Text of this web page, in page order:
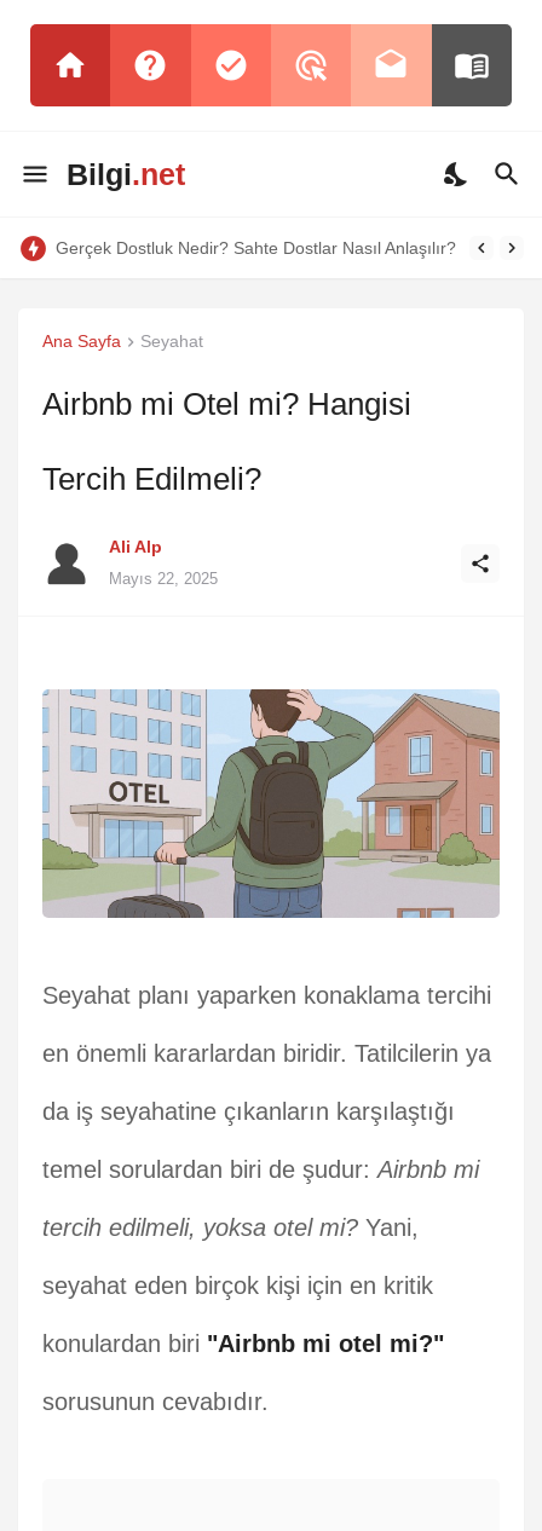
Bilgi.net
Gerçek Dostluk Nedir? Sahte Dostlar Nasıl Anlaşılır?
Ana Sayfa Seyahat
Airbnb mi Otel mi? Hangisi
Tercih Edilmeli?
Ali Alp
Mayıs 22, 2025
Seyahat planı yaparken konaklama tercihi
en önemli kararlardan biridir. Tatilcilerin ya
da iş seyahatine çıkanların karşılaştığı
temel sorulardan biri de şudur: Airbnb mi
tercih edilmeli, yoksa otel mi? Yani,
seyahat eden birçok kişi için en kritik
konulardan biri "Airbnb mi otel mi?"
sorusunun cevabıdır.